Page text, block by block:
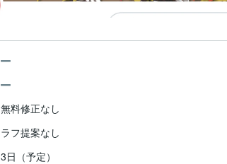
無料修正なし
ラフ提案なし
3日（予定）